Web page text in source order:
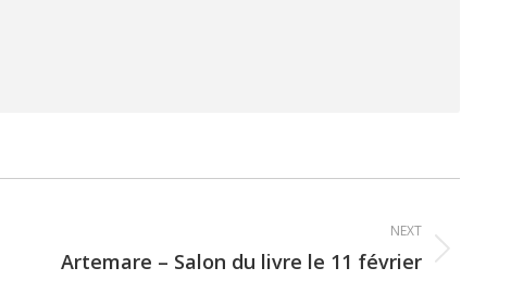
NEXT
Next
Artemare – Salon du livre le 11 février